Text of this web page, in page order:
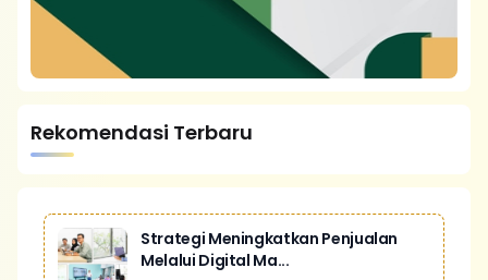
Rekomendasi Terbaru
Strategi Meningkatkan Penjualan
Melalui Digital Ma...